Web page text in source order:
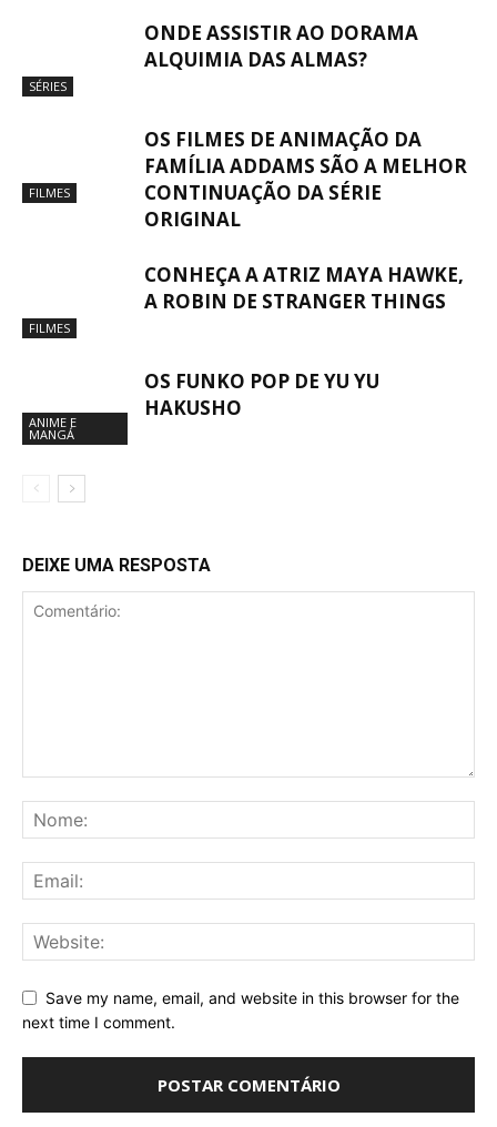
SÉRIES
ONDE ASSISTIR AO DORAMA
ALQUIMIA DAS ALMAS?
FILMES
OS FILMES DE ANIMAÇÃO DA
FAMÍLIA ADDAMS SÃO A MELHOR
CONTINUAÇÃO DA SÉRIE
ORIGINAL
FILMES
CONHEÇA A ATRIZ MAYA HAWKE,
A ROBIN DE STRANGER THINGS
ANIME E
MANGÁ
OS FUNKO POP DE YU YU
HAKUSHO
DEIXE UMA RESPOSTA
Save my name, email, and website in this browser for the
next time I comment.